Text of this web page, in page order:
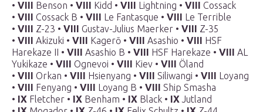
• VIII Benson • VIII Kidd • VIII Lightning • VIII Cossack
• VIII Cossack B • VIII Le Fantasque • VIII Le Terrible
• VIII Z-23 • VIII Gustav-Julius Maerker • VIII Z-35
• VIII Akizuki • VIII Kagerō • VIII Asashio • VIII HSF
Harekaze II • VIII Asashio B • VIII HSF Harekaze • VIII AL
Yukikaze • VIII Ognevoi • VIII Kiev • VIII Öland
• VIII Orkan • VIII Hsienyang • VIII Siliwangi • VIII Loyang
• VIII Fenyang • VIII Loyang B • VIII Ship Smasha
• IX Fletcher • IX Benham • IX Black • IX Jutland